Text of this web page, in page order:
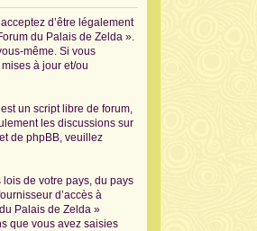
d’être légalement
du Palais de Zelda ».
même. Si vous
à jour et/ou
un script libre de forum,
les discussions sur
de phpBB, veuillez
de votre pays, du pays
d’accès à
Palais de Zelda »
que vous avez saisies